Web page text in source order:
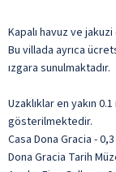
Kapalı havuz ve
Bu villada ayrıca
ızgara sunulmaktadır.
Uzaklıklar en yakın
gösterilmektedir.
Casa Dona Gracia -
Dona Gracia Tarih